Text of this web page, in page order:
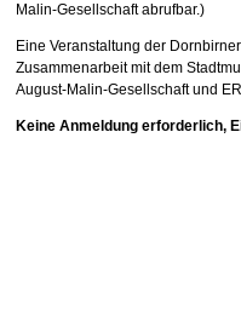
Malin-Gesellschaft abrufbar.)
Eine Veranstaltung der
Zusammenarbeit mit dem
August-Malin-Gesellschaft und
Keine Anmeldung erforderlich,